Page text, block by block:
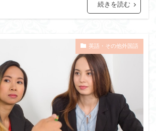
続きを読む
英語・その他外国語